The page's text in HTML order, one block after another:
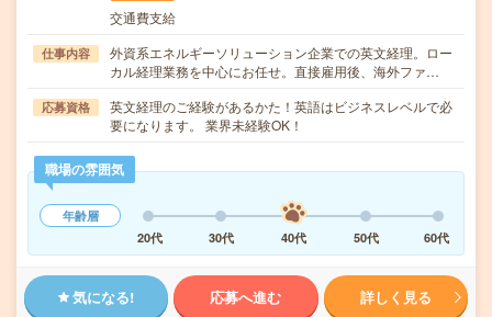
交通費支給
仕事内容
外資系エネルギーソリューション企業での英文経理。ロー
カル経理業務を中心にお任せ。直接雇用後、海外ファ…
応募資格
英文経理のご経験があるかた！英語はビジネスレベルで必
要になります。 業界未経験OK！
職場の雰囲気
年齢層
20代
30代 40代 50代 60代
気になる! 応募へ進む 詳しく見る